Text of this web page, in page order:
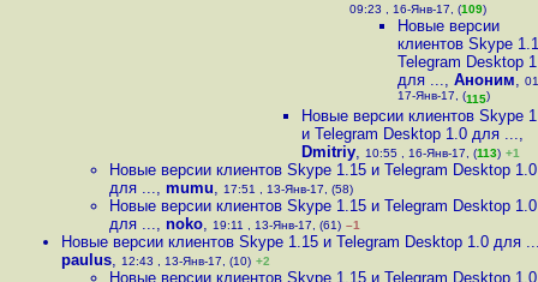
09:23 , 16-Янв-17, (109)
Новые версии
клиентов Skype
Telegram Desktop
для ..., Аноним,
17-Янв-17, (115)
Новые версии клиентов Skype
и Telegram Desktop 1.0 для ...,
Dmitriy, 10:55 , 16-Янв-17, (113) +1
Новые версии клиентов Skype 1.15 и Telegram Desktop 1.0
для ..., mumu, 17:51 , 13-Янв-17, (58)
Новые версии клиентов Skype 1.15 и Telegram Desktop 1.0
для ..., noko, 19:11 , 13-Янв-17, (61) –1
Новые версии клиентов Skype 1.15 и Telegram Desktop 1.0 для
paulus, 12:43 , 13-Янв-17, (10) +2
Новые версии клиентов Skype 1.15 и Telegram Desktop 1.0